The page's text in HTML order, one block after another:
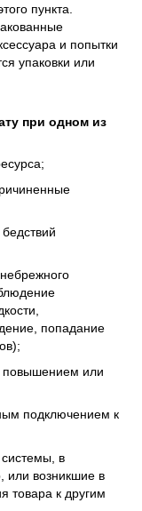
пункта.
и попытки
упаковки или
при одном из
попадание
повышением или
подключением к
в
или возникшие в
товара к другим